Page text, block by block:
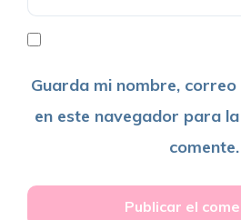
Guarda mi nombre,
en este navegador para
comente.